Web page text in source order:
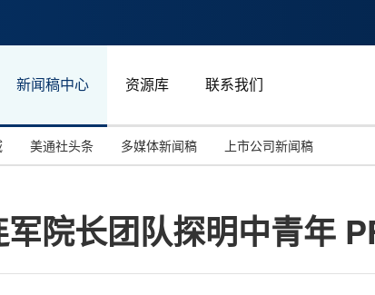
新闻稿中心 资源库 联系我们
投资并购
能源化工与环保
马来西亚
美通社头条 多媒体新闻稿 上市公司新闻稿
院长团队探明中青年